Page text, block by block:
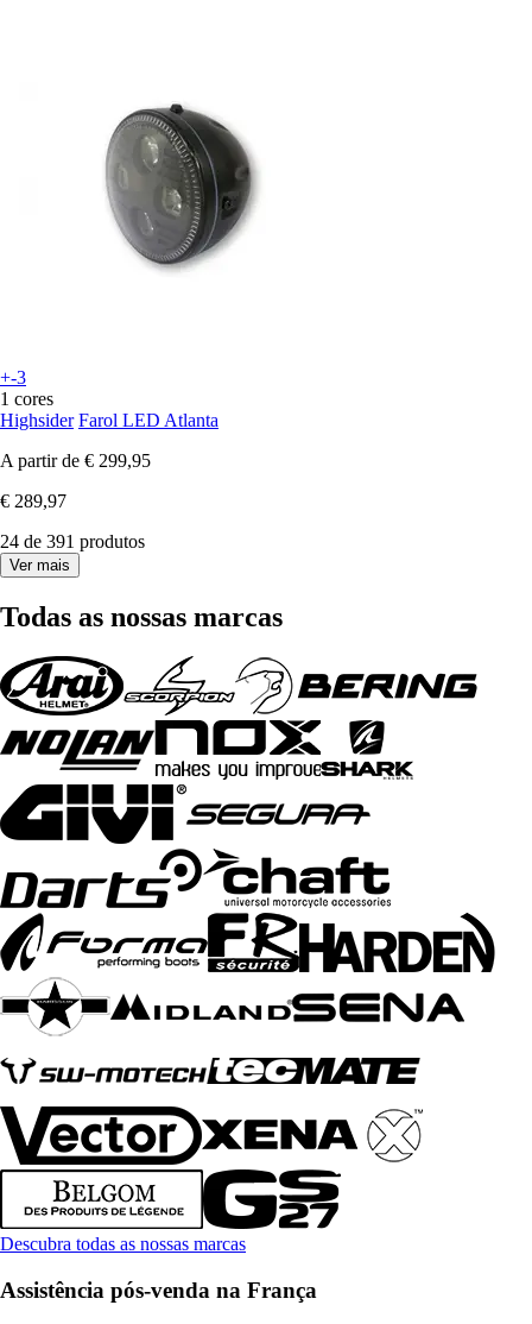
+-3
1 cores
Highsider Farol LED Atlanta
A partir de € 299,95
€ 289,97
24 de 391 produtos
Ver mais
Todas as nossas marcas
Descubra todas as nossas marcas
Assistência pós-venda na França